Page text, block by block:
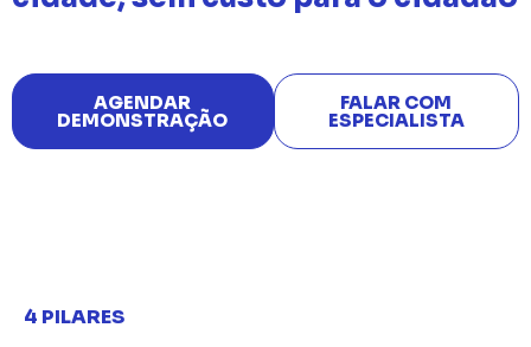
AGENDAR
DEMONSTRAÇÃO
FALAR COM
ESPECIALISTA
4 PILARES